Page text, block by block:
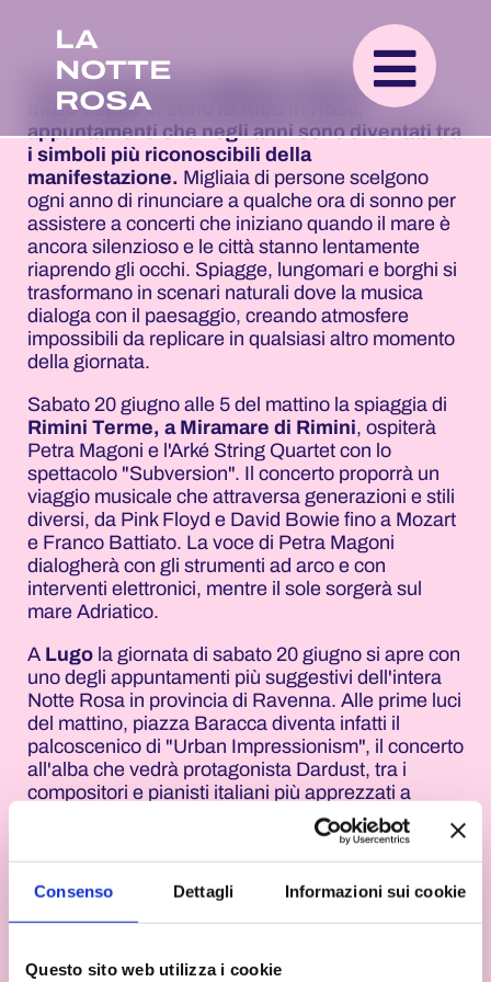
Consenso Dettagli Informazioni sui cookie
Questo sito web utilizza i cookie
LA
NOTTE
ROSA
Tra i momenti più suggestivi della festa di
inizio estate ci sono le Albe in Rosa,
appuntamenti che negli anni sono diventati tra
i simboli più riconoscibili della
manifestazione. Migliaia di persone scelgono
ogni anno di rinunciare a qualche ora di sonno per
assistere a concerti che iniziano quando il mare è
ancora silenzioso e le città stanno lentamente
riaprendo gli occhi. Spiagge, lungomari e borghi si
trasformano in scenari naturali dove la musica
dialoga con il paesaggio, creando atmosfere
impossibili da replicare in qualsiasi altro momento
della giornata.
Sabato 20 giugno alle 5 del mattino la spiaggia di
Rimini Terme, a Miramare di Rimini, ospiterà
Petra Magoni e l'Arké String Quartet con lo
spettacolo "Subversion". Il concerto proporrà un
viaggio musicale che attraversa generazioni e stili
diversi, da Pink Floyd e David Bowie fino a Mozart
e Franco Battiato. La voce di Petra Magoni
dialogherà con gli strumenti ad arco e con
interventi elettronici, mentre il sole sorgerà sul
mare Adriatico.
A Lugo la giornata di sabato 20 giugno si apre con
uno degli appuntamenti più suggestivi dell'intera
Notte Rosa in provincia di Ravenna. Alle prime luci
del mattino, piazza Baracca diventa infatti il
palcoscenico di "Urban Impressionism", il concerto
all'alba che vedrà protagonista Dardust, tra i
compositori e pianisti italiani più apprezzati a
livello internazionale. L'appuntamento, inserito nel
programma del Lugo Music Festival, è in
calendario dalle 6 alle 8 e rappresenta uno dei
momenti più attesi della manifestazione.
Domenica 21 giugno alle 5.15 la spiaggia libera del
primo appuntamento delle "Albe in Controluce". Il